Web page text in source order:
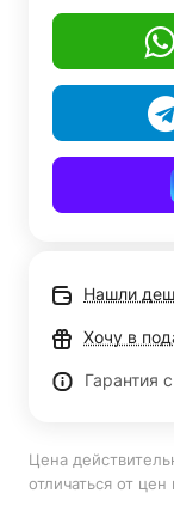
Нашли
Хочу в
Гарантия
Цена
отличаться от